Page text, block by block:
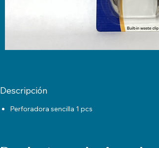
Descripción
Perforadora sencilla 1 pcs